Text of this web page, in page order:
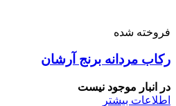
فروخته شده
رکاب مردانه برنج آرشان
در انبار موجود نیست
اطلاعات بیشتر